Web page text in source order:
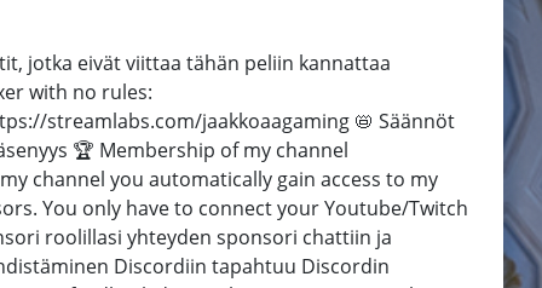
jotka eivät viittaa tähän peliin kannattaa
with no rules:
streamlabs.com/jaakkoaagaming 📛 Säännöt
🏆 Membership of my channel
channel you automatically gain access to my
You only have to connect your Youtube/Twitch
roolillasi yhteyden sponsori chattiin ja
Discordiin tapahtuu Discordin